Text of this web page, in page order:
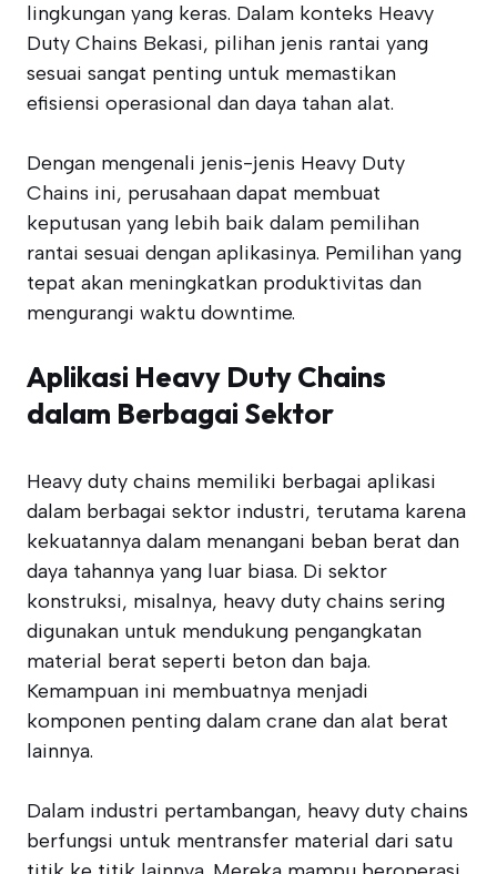
lingkungan yang keras. Dalam konteks Heavy
Duty Chains Bekasi, pilihan jenis rantai yang
sesuai sangat penting untuk memastikan
efisiensi operasional dan daya tahan alat.
Dengan mengenali jenis-jenis Heavy Duty
Chains ini, perusahaan dapat membuat
keputusan yang lebih baik dalam pemilihan
rantai sesuai dengan aplikasinya. Pemilihan yang
tepat akan meningkatkan produktivitas dan
mengurangi waktu downtime.
Aplikasi Heavy Duty Chains
dalam Berbagai Sektor
Heavy duty chains memiliki berbagai aplikasi
dalam berbagai sektor industri, terutama karena
kekuatannya dalam menangani beban berat dan
daya tahannya yang luar biasa. Di sektor
konstruksi, misalnya, heavy duty chains sering
digunakan untuk mendukung pengangkatan
material berat seperti beton dan baja.
Kemampuan ini membuatnya menjadi
komponen penting dalam crane dan alat berat
lainnya.
Dalam industri pertambangan, heavy duty chains
berfungsi untuk mentransfer material dari satu